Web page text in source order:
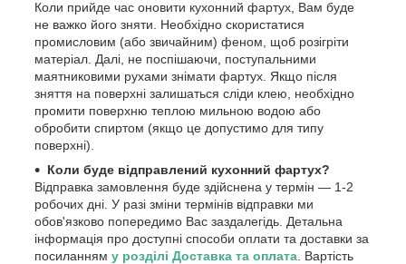
Коли прийде час оновити кухонний фартух, Вам буде
не важко його зняти. Необхідно скористатися
промисловим (або звичайним) феном, щоб розігріти
матеріал. Далі, не поспішаючи, поступальними
маятниковими рухами знімати фартух. Якщо після
зняття на поверхні залишаться сліди клею, необхідно
промити поверхню теплою мильною водою або
обробити спиртом (якщо це допустимо для типу
поверхні).
Коли буде відправлений кухонний фартух?
Відправка замовлення буде здійснена у термін — 1-2
робочих дні. У разі зміни термінів відправки ми
обов'язково попередимо Вас заздалегідь. Детальна
інформація про доступні способи оплати та доставки за
посиланням у розділі Доставка та оплата . Вартість